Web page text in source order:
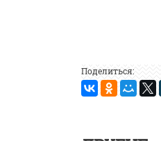
Поделиться: